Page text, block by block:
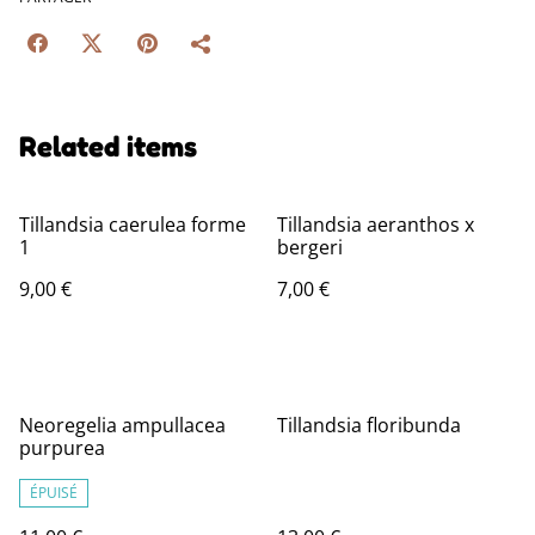
Related items
Tillandsia caerulea forme
1
9,00 €
Tillandsia aeranthos x
bergeri
7,00 €
Neoregelia ampullacea
purpurea
ÉPUISÉ
Tillandsia floribunda